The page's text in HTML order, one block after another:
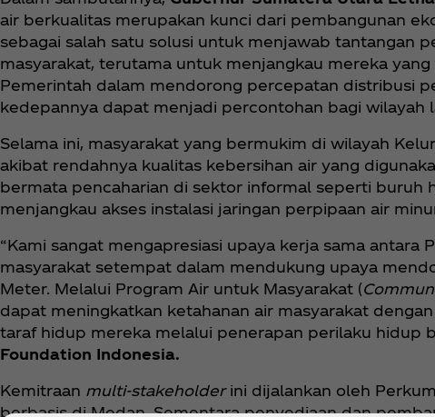
air berkualitas merupakan kunci dari pembangunan
sebagai salah satu solusi untuk menjawab tantangan
masyarakat, terutama untuk menjangkau mereka
Pemerintah dalam mendorong percepatan distribusi
kedepannya dapat menjadi percontohan bagi wilayah
Selama ini, masyarakat yang bermukim di wilayah
akibat rendahnya kualitas kebersihan air yang
bermata pencaharian di sektor informal seperti buruh
menjangkau akses instalasi jaringan perpipaan air
“Kami sangat mengapresiasi upaya kerja sama antara
masyarakat setempat dalam mendukung upaya
Meter. Melalui Program Air untuk Masyarakat (
dapat meningkatkan ketahanan air masyarakat
taraf hidup mereka melalui penerapan perilaku hidup
Foundation Indonesia.
Kemitraan multi-stakeholderini dijalankan oleh
berbasis di Medan. Sementara penyediaan dan